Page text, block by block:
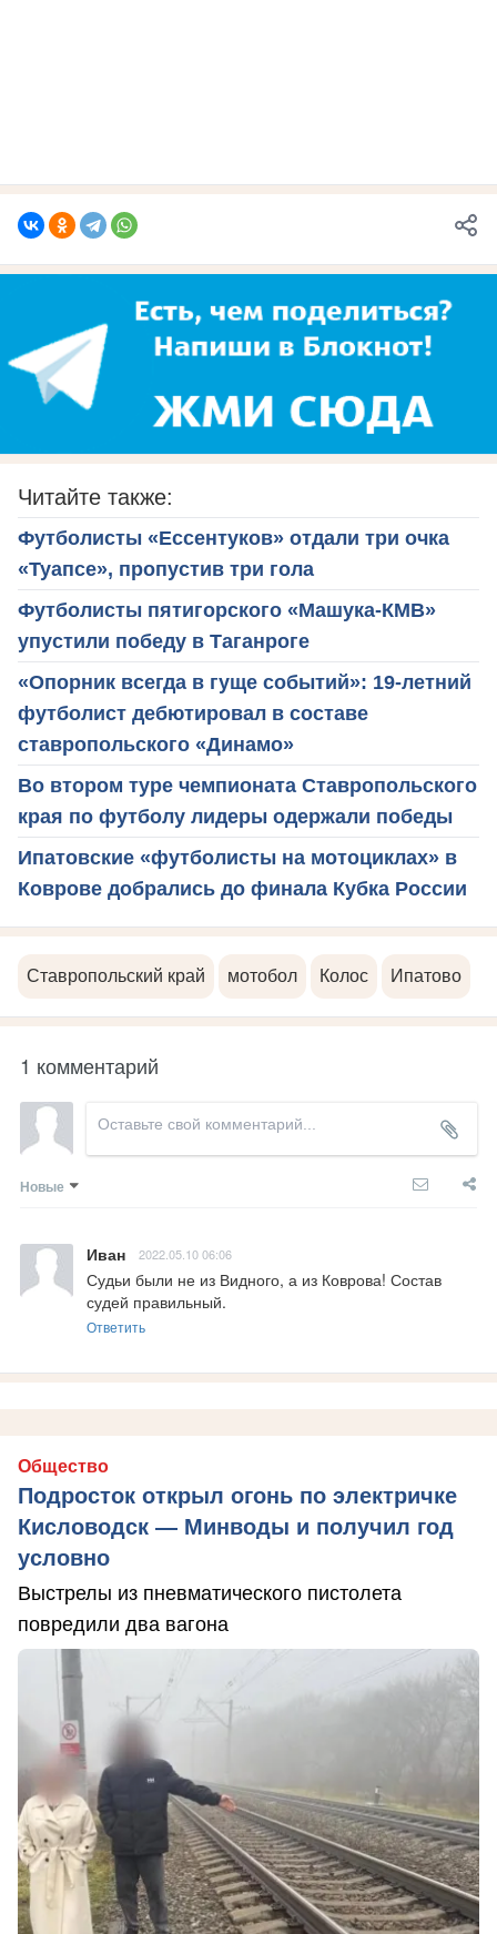
Читайте также:
Футболисты «Ессентуков» отдали три очка
«Туапсе», пропустив три гола
Футболисты пятигорского «Машука-КМВ»
упустили победу в Таганроге
«Опорник всегда в гуще событий»: 19-летний
футболист дебютировал в составе
ставропольского «Динамо»
Во втором туре чемпионата Ставропольского
края по футболу лидеры одержали победы
Ипатовские «футболисты на мотоциклах» в
Коврове добрались до финала Кубка России
Ставропольский край мотобол Колос Ипатово
1 комментарий
Новые
Иван 2022.05.10 06:06
Судьи были не из Видного, а из Коврова! Состав
судей правильный.
Ответить
Общество
Подросток открыл огонь по электричке
Кисловодск — Минводы и получил год
условно
Выстрелы из пневматического пистолета
повредили два вагона